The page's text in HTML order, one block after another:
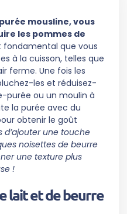
mousline, vous
les pommes de
fondamental que vous
à la cuisson, telles que
ferme. Une fois les
les et réduisez-
purée ou un moulin à
la purée avec du
obtenir le goût
d’ajouter une touche
noisettes de beurre
une texture plus
!
lait et de beurre